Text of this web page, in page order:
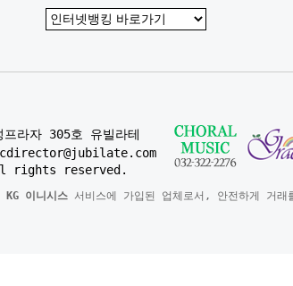
라자 305호 유빌라테
rights reserved.
KG 이니시스 서비스에 가입된 업체로서, 안전하게 거